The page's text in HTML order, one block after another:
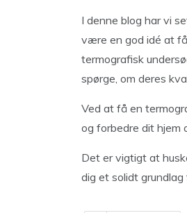
I denne blog har vi
være en god idé at
termografisk
spørge, om deres
Ved at få en
og forbedre dit hjem
Det er vigtigt at
dig et solidt